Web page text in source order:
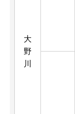
大
野
川